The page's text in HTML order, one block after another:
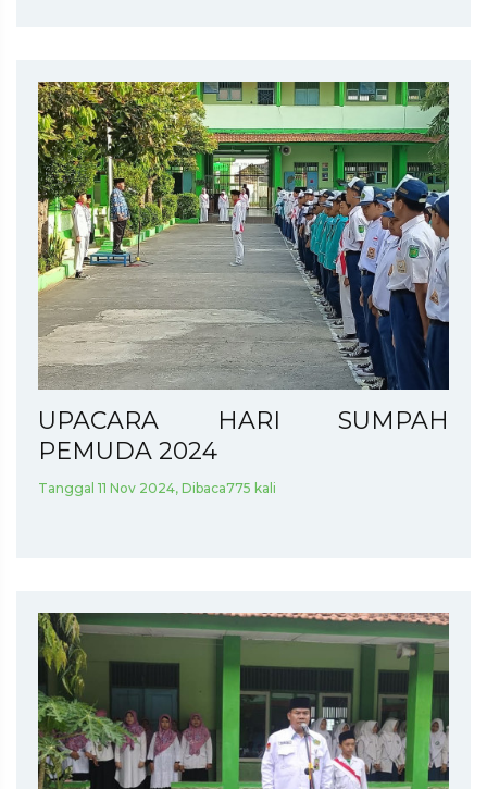
UPACARA HARI SUMPAH
PEMUDA 2024
Tanggal 11 Nov 2024, Dibaca775 kali